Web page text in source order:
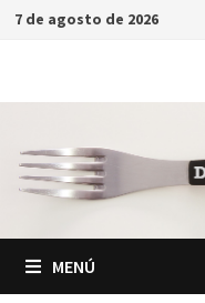
Saltar
7 de agosto de 2026
MENÚ